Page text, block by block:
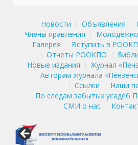
Новости Объявления
Члены правления
Галерея
Вступить в
Отчеты РООКПО
Новые издания
Журнал
Авторам журнала
Ссылки
Наши
По следам забытых усадеб
СМИ о нас